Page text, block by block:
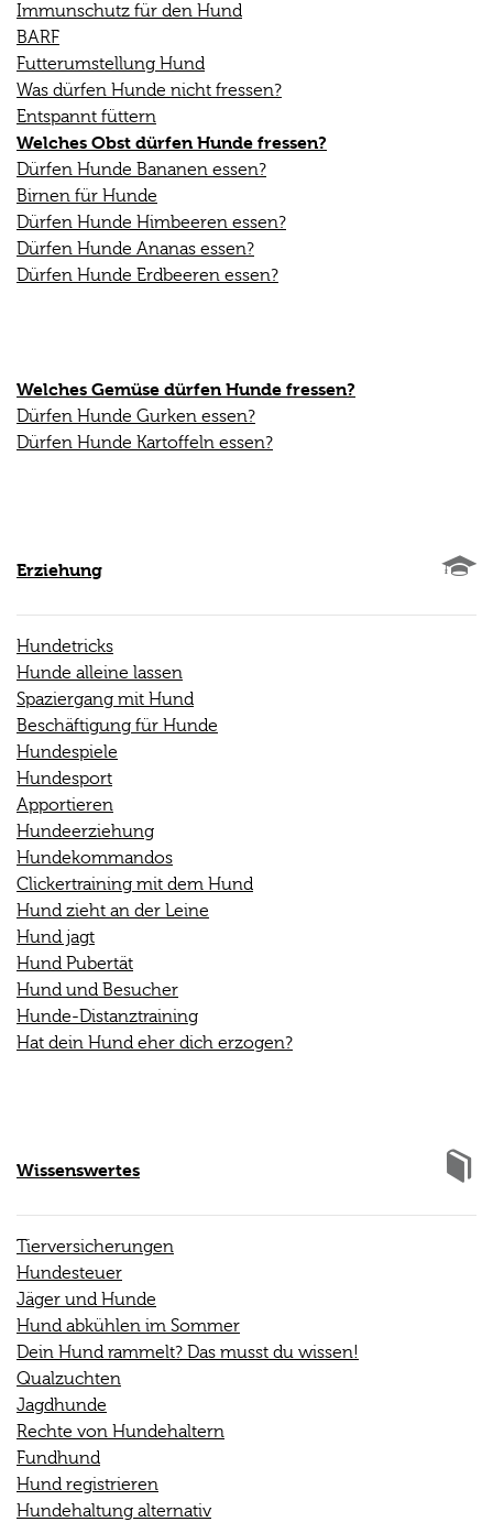
Immunschutz für den Hund
BARF
Futterumstellung Hund
Was dürfen Hunde nicht fressen?
Entspannt füttern
Welches Obst dürfen Hunde fressen?
Dürfen Hunde Bananen essen?
Birnen für Hunde
Dürfen Hunde Himbeeren essen?
Dürfen Hunde Ananas essen?
Dürfen Hunde Erdbeeren essen?
Welches Gemüse dürfen Hunde fressen?
Dürfen Hunde Gurken essen?
Dürfen Hunde Kartoffeln essen?
Erziehung
Hundetricks
Hunde alleine lassen
Spaziergang mit Hund
Beschäftigung für Hunde
Hundespiele
Hundesport
Apportieren
Hundeerziehung
Hundekommandos
Clickertraining mit dem Hund
Hund zieht an der Leine
Hund jagt
Hund Pubertät
Hund und Besucher
Hunde-Distanztraining
Hat dein Hund eher dich erzogen?
Wissenswertes
Tierversicherungen
Hundesteuer
Jäger und Hunde
Hund abkühlen im Sommer
Dein Hund rammelt? Das musst du wissen!
Qualzuchten
Jagdhunde
Rechte von Hundehaltern
Fundhund
Hund registrieren
Hundehaltung alternativ